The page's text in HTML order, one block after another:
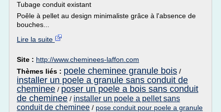
Tubage conduit existant
Poêle à pellet au design minimaliste grâce à l'absence de
bouches...
Lire la suite
Site : http://www.cheminees-laffon.com
Thèmes liés : poele cheminee granule bois /
installer un poele a granule sans conduit de
cheminee / poser un poele a bois sans conduit
de cheminee / installer un poele a pellet sans
conduit de cheminee / pose conduit pour poele a granule